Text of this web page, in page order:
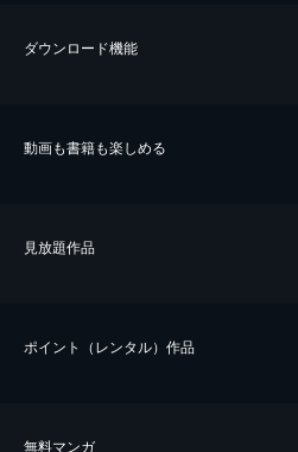
ダウンロード機能
動画も書籍も楽しめる
⾒放題作品
ポイント（レンタル）作品
無料マンガ